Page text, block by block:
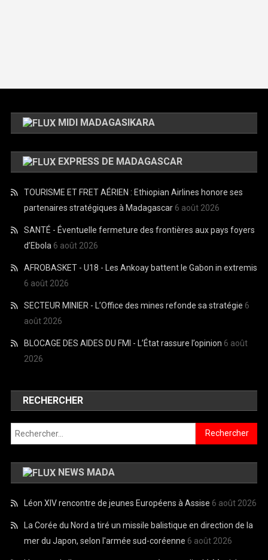
MIDI MADAGASIKARA
EXPRESS DE MADAGASCAR
TOURISME ET FRET AÉRIEN : Ethiopian Airlines honore ses
partenaires stratégiques à Madagascar 6 août 2026
SANTÉ - Éventuelle fermeture des frontières aux pays foyers
d’Ebola 6 août 2026
AFROBASKET - U18 - Les Ankoay battent le Gabon in extremis
6 août 2026
SECTEUR MINIER - L’Office des mines refonde sa stratégie 6
août 2026
BLOCAGE DES AIDES DU FMI - L’État rassure l’opinion 6 août
2026
RECHERCHER
Rechercher :
NEWS MADA
Léon XIV rencontre de jeunes Européens à Assise 6 août 2026
La Corée du Nord a tiré un missile balistique en direction de la
mer du Japon, selon l'armée sud-coréenne 6 août 2026